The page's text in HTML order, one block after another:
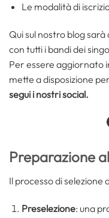
Le modalità di
Qui sul nostro blog
con tutti i bandi dei
Per essere aggiornato
mette a disposizione
segui i nostri social.
Preparazione
Il processo di selezione
Preselezione: una